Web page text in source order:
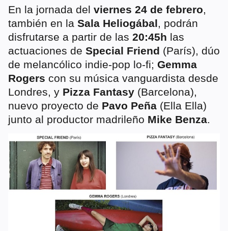
En la jornada del viernes 24 de febrero,
también en la Sala Heliogábal, podrán
disfrutarse a partir de las 20:45h las
actuaciones de Special Friend (París), dúo
de melancólico indie-pop lo-fi; Gemma
Rogers con su música vanguardista desde
Londres, y Pizza Fantasy (Barcelona),
nuevo proyecto de Pavo Peña (Ella Ella)
junto al productor madrileño Mike Benza.